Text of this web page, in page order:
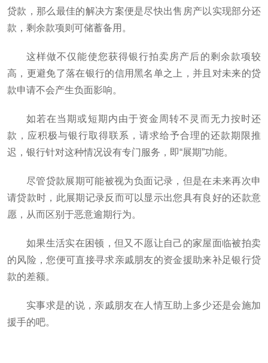
贷款，那么最佳的解决方案便是尽快出售房产以实现部分还
款，剩余款项则可储蓄备用。
这样做不仅能使您获得银行拍卖房产后的剩余款项较
高，更避免了落在银行的信用黑名单之上，并且对未来的贷
款申请不会产生负面影响。
如若在当期或短期内由于资金周转不灵而无力按时还
款，应积极与银行取得联系，请求给予合理的还款期限推
迟，银行针对这种情况设有专门服务，即“展期”功能。
尽管贷款展期可能被视为负面记录，但是在未来再次申
请贷款时，此展期记录反而可以显示出您具有良好的还款意
愿，从而区别于恶意逾期行为。
如果生活实在困顿，但又不愿让自己的家屋面临被拍卖
的风险，您便可直接寻求亲戚朋友的资金援助来补足银行贷
款的差额。
实事求是的说，亲戚朋友在人情互助上多少还是会施加
援手的吧。